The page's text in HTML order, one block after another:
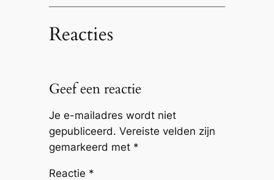
Reacties
Geef een reactie
Je e-mailadres wordt niet
gepubliceerd. Vereiste velden zijn
gemarkeerd met *
Reactie *